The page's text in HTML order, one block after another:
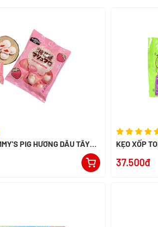
PIG HƯƠNG DÂU TÂY
KẸO XỐP
37.500đ